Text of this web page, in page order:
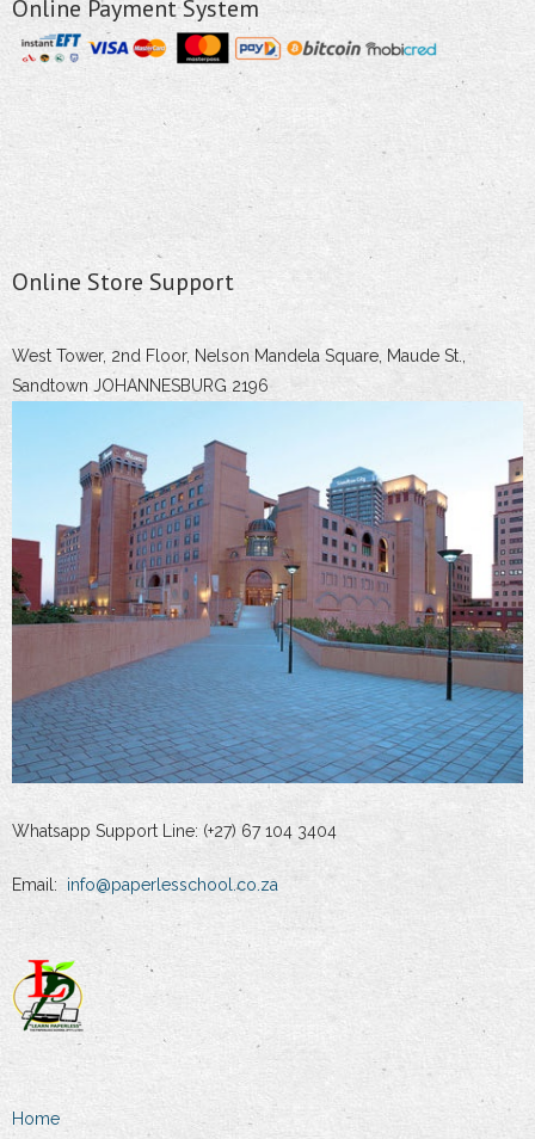
Online Payment System
Online Store Support
West Tower, 2nd Floor, Nelson Mandela Square, Maude St.,
Sandtown JOHANNESBURG 2196
Whatsapp Support Line: (+27) 67 104 3404
Email: info@paperlesschool.co.za
Home